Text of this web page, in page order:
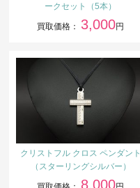
ークセット（5本）
買取価格： 3,000円
クリストフル クロス ペンダント
（スターリングシルバー）
8,000